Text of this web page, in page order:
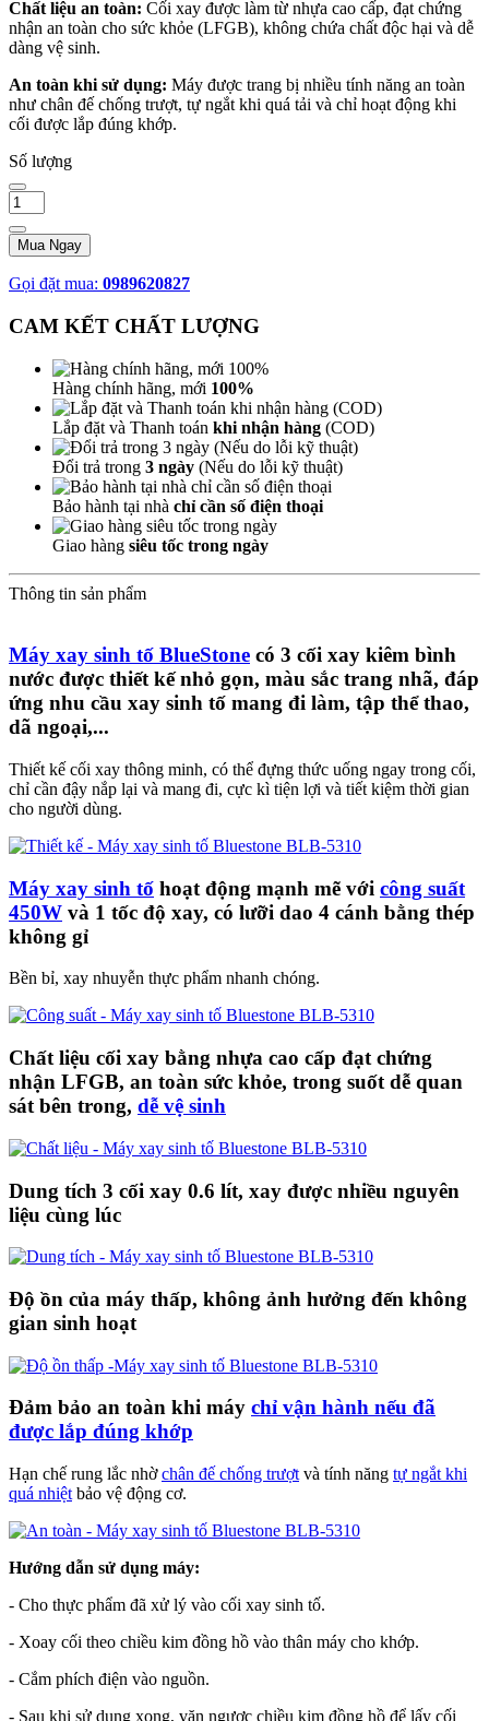
Chất liệu an toàn: Cối xay được làm từ nhựa cao cấp, đạt chứng
nhận an toàn cho sức khỏe (LFGB), không chứa chất độc hại và dễ
dàng vệ sinh.
An toàn khi sử dụng: Máy được trang bị nhiều tính năng an toàn
như chân đế chống trượt, tự ngắt khi quá tải và chỉ hoạt động khi
cối được lắp đúng khớp.
Số lượng
Mua Ngay
Gọi đặt mua: 0989620827
CAM KẾT CHẤT LƯỢNG
Hàng chính hãng, mới 100%
Lắp đặt và Thanh toán khi nhận hàng (COD)
Đổi trả trong 3 ngày (Nếu do lỗi kỹ thuật)
Bảo hành tại nhà chỉ cần số điện thoại
Giao hàng siêu tốc trong ngày
Thông tin sản phẩm
Máy xay sinh tố BlueStone có 3 cối xay kiêm bình
nước được thiết kế nhỏ gọn, màu sắc trang nhã, đáp
ứng nhu cầu xay sinh tố mang đi làm, tập thể thao,
dã ngoại,...
Thiết kế cối xay thông minh, có thể đựng thức uống ngay trong cối,
chỉ cần đậy nắp lại và mang đi, cực kì tiện lợi và tiết kiệm thời gian
cho người dùng.
Máy xay sinh tố hoạt động mạnh mẽ với công suất
450W và 1 tốc độ xay, có lưỡi dao 4 cánh bằng thép
không gỉ
Bền bỉ, xay nhuyễn thực phẩm nhanh chóng.
Chất liệu cối xay bằng nhựa cao cấp đạt chứng
nhận LFGB, an toàn sức khỏe, trong suốt dễ quan
sát bên trong, dễ vệ sinh
Dung tích 3 cối xay 0.6 lít, xay được nhiều nguyên
liệu cùng lúc
Độ ồn của máy thấp, không ảnh hưởng đến không
gian sinh hoạt
Đảm bảo an toàn khi máy chỉ vận hành nếu đã
được lắp đúng khớp
Hạn chế rung lắc nhờchân đế chống trượt và tính năng tự ngắt khi
quá nhiệt bảo vệ động cơ.
Hướng dẫn sử dụng máy:
- Cho thực phẩm đã xử lý vào cối xay sinh tố.
- Xoay cối theo chiều kim đồng hồ vào thân máy cho khớp.
- Cắm phích điện vào nguồn.
- Sau khi sử dụng xong, vặn ngược chiều kim đồng hồ để lấy cối